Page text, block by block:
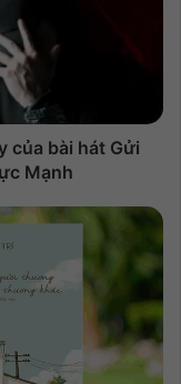
của bài hát Gửi
Mạnh